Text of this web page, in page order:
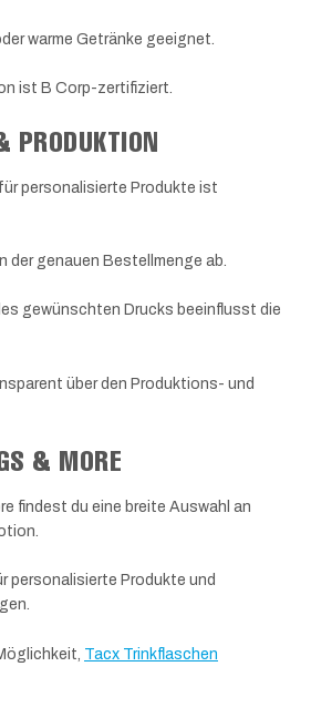
warme Getränke geeignet.
ist B Corp-zertifiziert.
PRODUKTION
personalisierte Produkte ist
der genauen Bestellmenge ab.
gewünschten Drucks beeinflusst die
über den Produktions- und
& MORE
findest du eine breite Auswahl an
personalisierte Produkte und
Tacx Trinkflaschen